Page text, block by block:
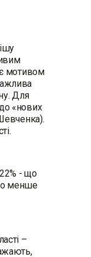
є мотивом
Для
«нових
- що
менше
–